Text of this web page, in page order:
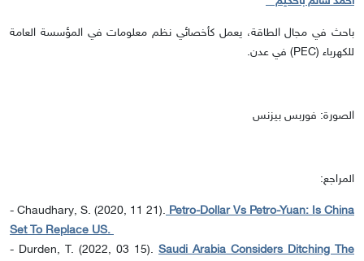
باحث في مجال الطاقة، يعمل كأخصائي نظم معلومات في المؤسسة العامة
للكهرباء (PEC) في عدن.
الصورة: فوربس بيزنس
المراجع:
- Chaudhary, S. (2020, 11 21). Petro-Dollar Vs Petro-Yuan: Is China
Set To Replace US.
- Durden, T. (2022, 03 15). Saudi Arabia Considers Ditching The